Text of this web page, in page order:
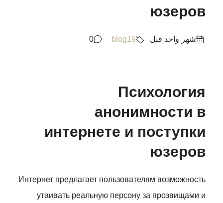
юзеров
‏شهر واحد قبل blog19
0
Психология
анонимности в
интернете и поступки
юзеров
Интернет предлагает пользователям возможность
утаивать реальную персону за прозвищами и